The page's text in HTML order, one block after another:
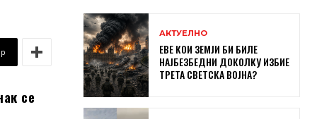
се
АКТУЕЛНО
ЕВЕ КОИ ЗЕМЈИ БИ БИЛЕ
НАЈБЕЗБЕДНИ ДОКОЛКУ ИЗБИЕ
ТРЕТА СВЕТСКА ВОЈНА?